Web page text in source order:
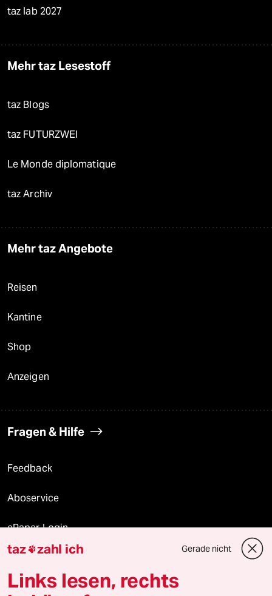
taz lab 2027
Mehr taz Lesestoff
taz Blogs
taz FUTURZWEI
Le Monde diplomatique
taz Archiv
Mehr taz Angebote
Reisen
Kantine
Shop
Anzeigen
Fragen & Hilfe
Feedback
Aboservice
ePaper Login
Downloads für Abonnierende
taz zahl ich Gerade nicht
Links lesen, rechts